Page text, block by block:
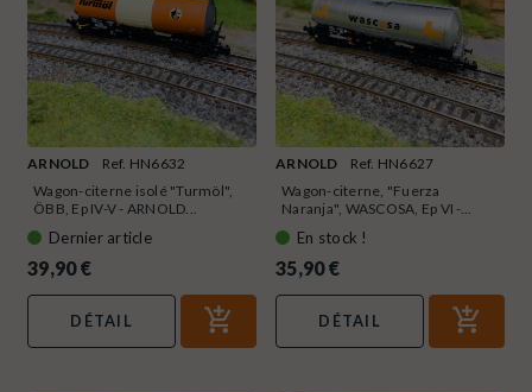
ARNOLD
Ref. HN6632
Wagon-citerne isolé "Turmöl",
ÖBB, Ep IV-V - ARNOLD...
Dernier article
39,90 €
DÉTAIL
ARNOLD
Ref. HN6627
Wagon-citerne, "Fuerza
Naranja", WASCOSA, Ep VI -...
En stock !
35,90 €
DÉTAIL